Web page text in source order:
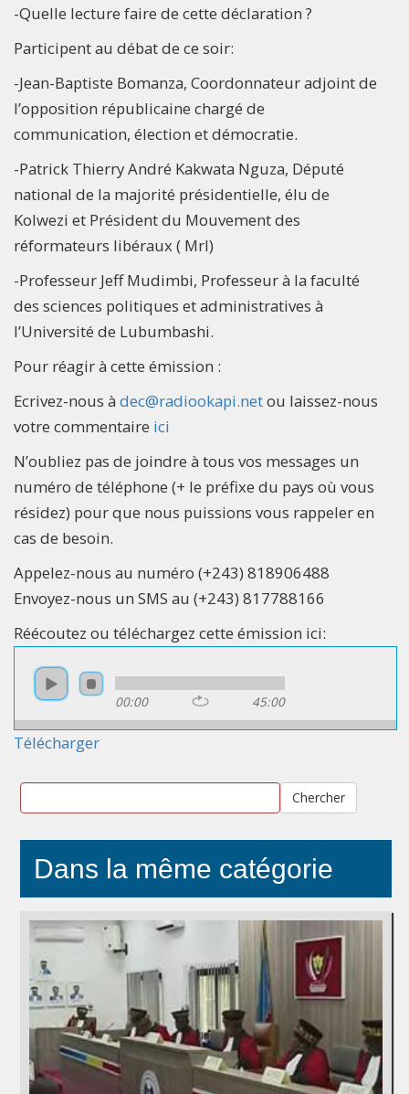
-Quelle lecture faire de cette déclaration ?
Participent au débat de ce soir:
-Jean-Baptiste Bomanza, Coordonnateur adjoint de
l’opposition républicaine chargé de
communication, élection et démocratie.
-Patrick Thierry André Kakwata Nguza, Député
national de la majorité présidentielle, élu de
Kolwezi et Président du Mouvement des
réformateurs libéraux ( Mrl)
-Professeur Jeff Mudimbi, Professeur à la faculté
des sciences politiques et administratives à
l’Université de Lubumbashi.
Pour réagir à cette émission :
Ecrivez-nous à dec@radiookapi.netou laissez-nous
votre commentaire ici
N’oubliez pas de joindre à tous vos messages un
numéro de téléphone (+ le préfixe du pays où vous
résidez) pour que nous puissions vous rappeler en
cas de besoin.
Appelez-nous au numéro (+243) 818906488
Envoyez-nous un SMS au (+243) 817788166
Réécoutez ou téléchargez cette émission ici:
00:00 45:00
Télécharger
Chercher
Dans la même catégorie